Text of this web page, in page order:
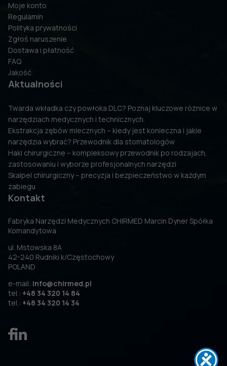
Moje konto
Regulamin
Polityka prywatności
Zgłoś naruszenie
Dostawa i płatność
FAQ
Jakość
Aktualności
Twarda wkładka czy powłoka DLC? Poznaj kluczowe różnice w
narzędziach medycznych i technicznych.
Ekstrakcja zębów mlecznych – kiedy jest konieczna i jakie
narzędzia wybrać? Przewodnik dla stomatologów
Haki chirurgiczne – kompleksowy przewodnik po rodzajach,
zastosowaniu i wyborze profesjonalnych narzędzi
Skalpel chirurgiczny – precyzja i bezpieczeństwo w każdym
zabiegu
Kontakt
Fabryka Narzędzi Medycznych CHIRMED Marcin Dyner Spółka
Komandytowa
ul. Mstowska 8A
42-240 Rudniki k/Częstochowy
POLAND
e-mail: info@chirmed.pl
tel.: +48 34 320 14 84
tel.: +48 34 320 14 34